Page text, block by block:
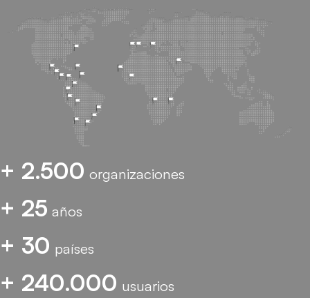
+ 2.500 organizaciones
+ 25 años
+ 30 países
+ 240.000 usuarios